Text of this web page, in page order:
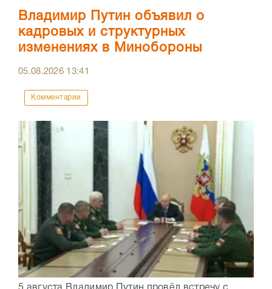
Владимир Путин объявил о
кадровых и структурных
изменениях в Минобороны
05.08.2026 13:41
Комментарии